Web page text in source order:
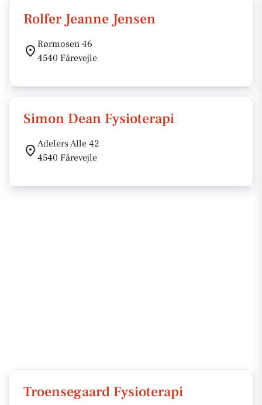
Rolfer Jeanne Jensen
Rørmosen 46
4540 Fårevejle
Simon Dean Fysioterapi
Adelers Alle 42
4540 Fårevejle
Troensegaard Fysioterapi